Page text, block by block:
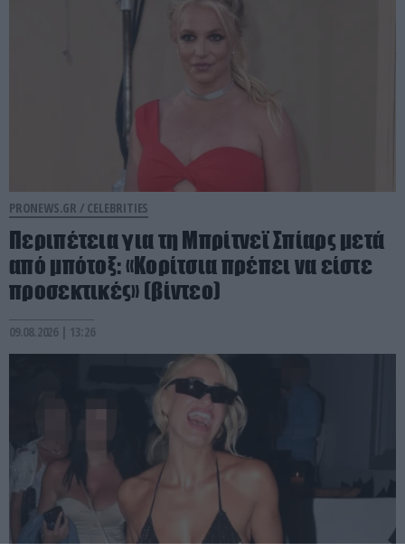
PRONEWS.GR / CELEBRITIES
Περιπέτεια για τη Μπρίτνεϊ Σπίαρς μετά
από μπότοξ: «Κορίτσια πρέπει να είστε
προσεκτικές» (βίντεο)
09.08.2026 | 13:26